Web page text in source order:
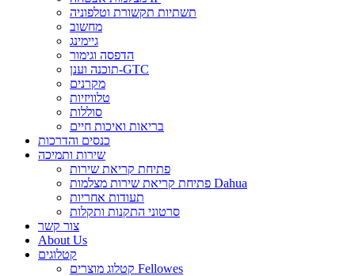
תשתיות תקשורת וטלפוניה
מחשוב
גיימינג
הדפסה וגימור
תוכנה וענן-GTC
מקרנים
טלוויזיות
סוללות
בריאות ואיכות חיים
כנסים והדרכות
שירות ותמיכה
פתיחת קריאת שירות
פתיחת קריאת שירות מצלמות Dahua
תעודות אחריות
סרטוני התקנות ותקלות
צור קשר
About Us
קטלוגים
קטלוג מוצרים Fellowes